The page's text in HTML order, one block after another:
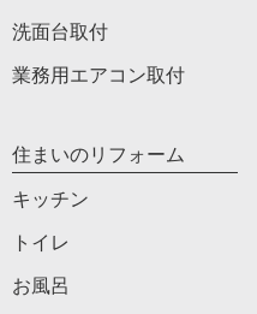
洗面台取付
業務用エアコン取付
住まいのリフォーム
キッチン
トイレ
お風呂